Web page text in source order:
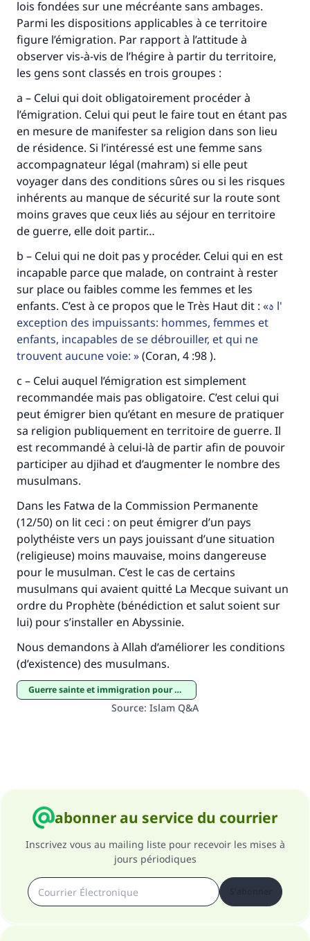
lois fondées sur une mécréante sans ambages.
Parmi les dispositions applicables à ce territoire
figure l’émigration. Par rapport à l’attitude à
observer vis-à-vis de l’hégire à partir du territoire,
les gens sont classés en trois groupes :
a – Celui qui doit obligatoirement procéder à
l’émigration. Celui qui peut le faire tout en étant pas
en mesure de manifester sa religion dans son lieu
de résidence. Si l’intéressé est une femme sans
accompagnateur légal (mahram) si elle peut
voyager dans des conditions sûres ou si les risques
inhérents au manque de sécurité sur la route sont
moins graves que ceux liés au séjour en territoire
de guerre, elle doit partir…
b – Celui qui ne doit pas y procéder. Celui qui en est
incapable parce que malade, on contraint à rester
sur place ou faibles comme les femmes et les
enfants. C’est à ce propos que le Très Haut dit :
ہ l'
exception des impuissants: hommes, femmes et
enfants, incapables de se débrouiller, et qui ne
trouvent aucune voie:
(Coran, 4 :98 ).
c – Celui auquel l’émigration est simplement
recommandée mais pas obligatoire. C’est celui qui
peut émigrer bien qu’étant en mesure de pratiquer
sa religion publiquement en territoire de guerre. Il
est recommandé à celui-là de partir afin de pouvoir
participer au djihad et d’augmenter le nombre des
musulmans.
Dans les Fatwa de la Commission Permanente
(12/50) on lit ceci : on peut émigrer d’un pays
polythéiste vers un pays jouissant d’une situation
(religieuse) moins mauvaise, moins dangereuse
pour le musulman. C’est le cas de certains
musulmans qui avaient quitté La Mecque suivant un
ordre du Prophète (bénédiction et salut soient sur
lui) pour s’installer en Abyssinie.
Nous demandons à Allah d’améliorer les conditions
(d’existence) des musulmans.
guerre sainte et immigration pour des motifs religieux
Source: Islam Q&A
abonner au service du courrier
Inscrivez vous au mailing liste pour recevoir les mises à
jours périodiques